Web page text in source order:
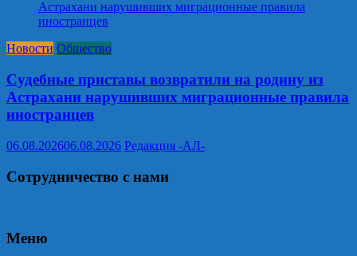
Новости Общество
Судебные приставы возвратили на родину из
Астрахани нарушивших миграционные правила
иностранцев
06.08.202606.08.2026 Редакция -АЛ-
Сотрудничество с нами
Меню